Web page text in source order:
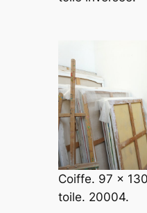
Coiffe. 97 x
toile. 20004.